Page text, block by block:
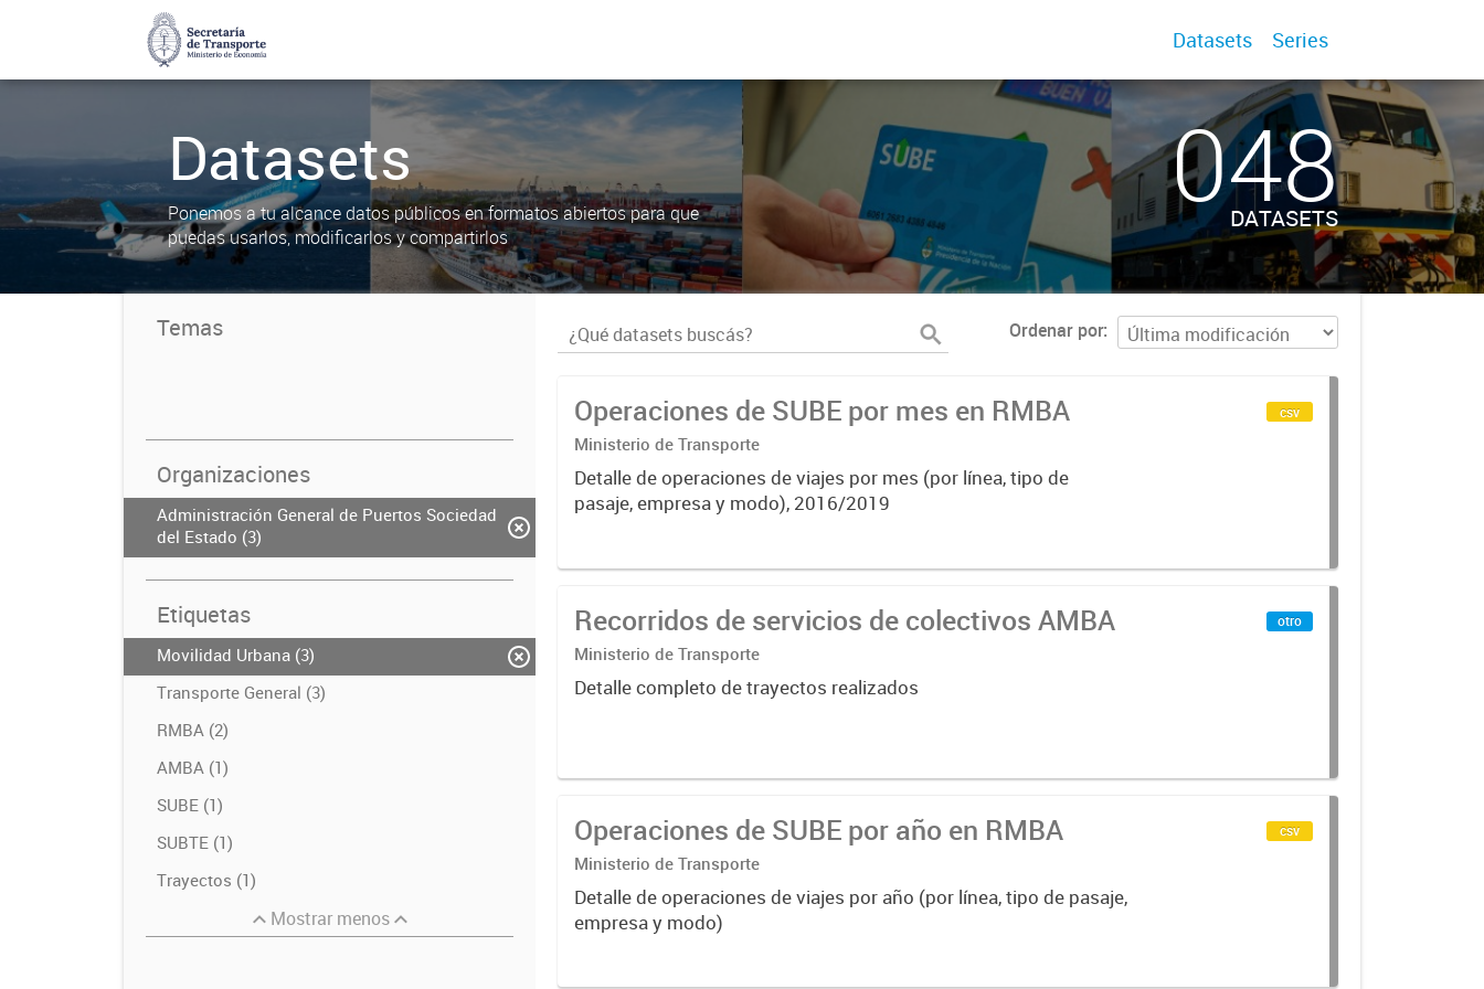
Datasets Series
Datasets
Ponemos a tu alcance datos públicos en formatos abiertos para que
puedas usarlos, modificarlos y compartirlos
048
DATASETS
Temas
Organizaciones
Administración General de Puertos Sociedad
del Estado (3)
Etiquetas
Movilidad Urbana (3)
Transporte General (3)
RMBA (2)
AMBA (1)
SUBE (1)
SUBTE (1)
Trayectos (1)
Mostrar menos
Ordenar por
Operaciones de SUBE por mes en RMBA
Ministerio de Transporte
Detalle de operaciones de viajes por mes (por línea, tipo de
pasaje, empresa y modo), 2016/2019
csv
Recorridos de servicios de colectivos AMBA
Ministerio de Transporte
Detalle completo de trayectos realizados
otro
Operaciones de SUBE por año en RMBA
Ministerio de Transporte
Detalle de operaciones de viajes por año (por línea, tipo de pasaje,
empresa y modo)
csv